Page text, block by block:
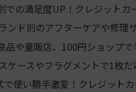
での満足度UP！クレジットカ
ンド別のアフターケアや修理
品や量販店、100円ショップ
ケースやフラグメントで1枚
で使い勝手激変！クレジット